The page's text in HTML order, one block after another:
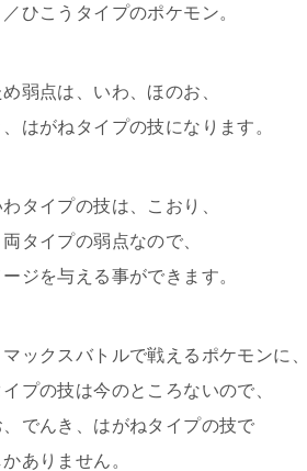
ひこうタイプのポケモン。
弱点は、いわ、ほのお、
はがねタイプの技になります。
タイプの技は、こおり、
タイプの弱点なので、
ジを与える事ができます。
マックスバトルで戦えるポケモンに
プの技は今のところないので、
、でんき、はがねタイプの技で
ありません。